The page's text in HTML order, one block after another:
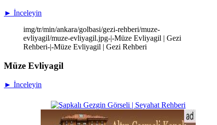
► İnceleyin
img/tr/min/ankara/golbasi/gezi-rehberi/muze-
evliyagil/muze-evliyagil.jpg-|-Müze Evliyagil | Gezi
Rehberi-|-Müze Evliyagil | Gezi Rehberi
Müze Evliyagil
► İnceleyin